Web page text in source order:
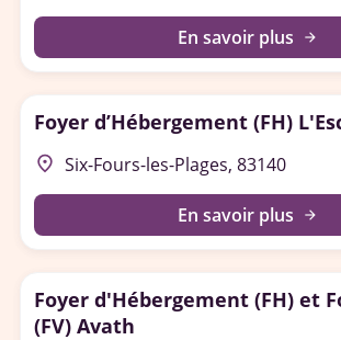
En savoir plus arrow_forward
Foyer d’Hébergement (FH)
place Six-Fours-les-Plages, 83140
En savoir plus arrow_forward
Foyer d'Hébergement (FH) et
(FV) Avath